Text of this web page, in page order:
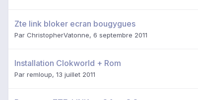
Zte link bloker ecran bougygues
Par ChristopherVatonne, 6 septembre 2011
Installation Clokworld + Rom
Par remloup, 13 juillet 2011